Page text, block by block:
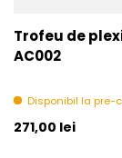
Trofeu de
AC002
Disponibil la pre-
Pret initial
271,00 lei